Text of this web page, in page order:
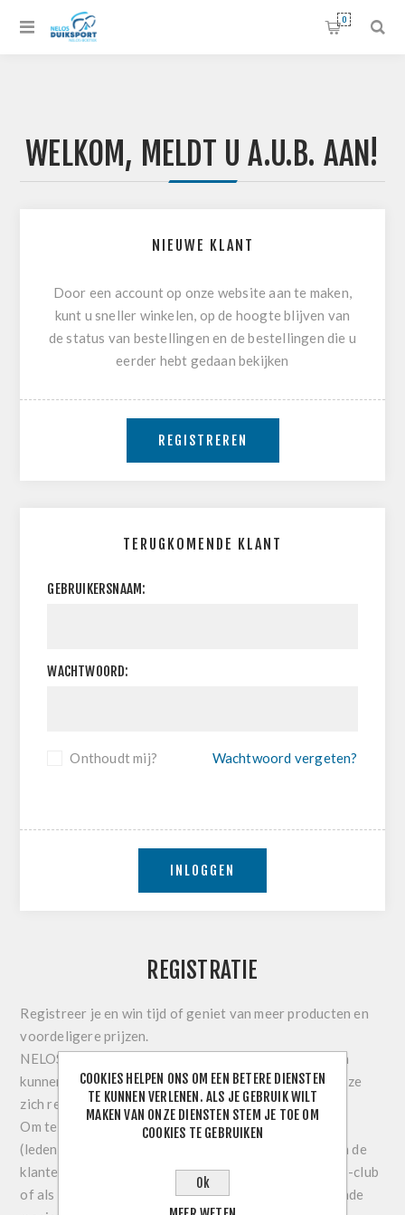
0
WELKOM, MELDT U A.U.B. AAN!
NIEUWE KLANT
Door een account op onze website aan te maken,
kunt u sneller winkelen, op de hoogte blijven van
de status van bestellingen en de bestellingen die u
eerder hebt gedaan bekijken
REGISTREREN
TERUGKOMENDE KLANT
GEBRUIKERSNAAM:
WACHTWOORD:
Onthoudt mij? Wachtwoord vergeten?
INLOGGEN
REGISTRATIE
Registreer je en win tijd of geniet van meer producten en
voordeligere prijzen.
NELOS-leden en NELOS-clubs zien meer producten en
kunnen genieten van ledenprijzen of kortingen indien ze
zich registreren.
Om te kunnen genieten van ledenprijzen of kortingen
(ledenprijzen, clubkortingen, kortingacties, …) moeten de
klanten zich registreren en herkenbaar zijn als NELOS-club
of als individueel NELOS-clublid. Dit kan op de volgende
COOKIES HELPEN ONS OM EEN BETERE DIENSTEN
TE KUNNEN VERLENEN. ALS JE GEBRUIK WILT
MAKEN VAN ONZE DIENSTEN STEM JE TOE OM
COOKIES TE GEBRUIKEN
Ok